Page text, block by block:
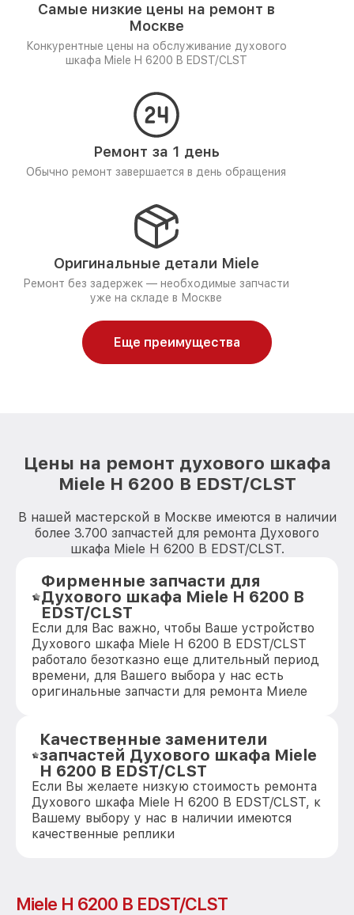
Самые низкие цены на ремонт в
Москве
Конкурентные цены на обслуживание духового
шкафа Miele H 6200 B EDST/CLST
Ремонт за 1 день
Обычно ремонт завершается в день обращения
Оригинальные детали Miele
Ремонт без задержек — необходимые запчасти
уже на складе в Москве
Еще преимущества
Цены на ремонт духового шкафа
Miele H 6200 B EDST/CLST
В нашей мастерской в Москве имеются в наличии
более 3.700 запчастей для ремонта Духового
шкафа Miele H 6200 B EDST/CLST.
Фирменные запчасти для
Духового шкафа Miele H 6200 B
EDST/CLST
Если для Вас важно, чтобы Ваше устройство
Духового шкафа Miele H 6200 B EDST/CLST
работало безотказно еще длительный период
времени, для Вашего выбора у нас есть
оригинальные запчасти для ремонта Миеле
Качественные заменители
запчастей Духового шкафа Miele
H 6200 B EDST/CLST
Если Вы желаете низкую стоимость ремонта
Духового шкафа Miele H 6200 B EDST/CLST, к
Вашему выбору у нас в наличии имеются
качественные реплики
Miele H 6200 B EDST/CLST